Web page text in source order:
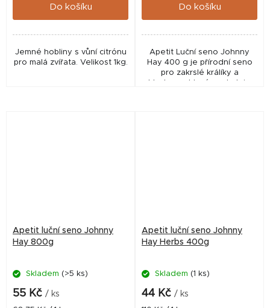
Do košíku
Jemné hobliny s vůní citrónu
pro malá zvířata. Velikost 1kg.
Do košíku
Apetit Luční seno Johnny
Hay 400 g je přírodní seno
pro zakrslé králíky a
Apetit luční seno Johnny
Hay 800g
Skladem (>5 ks)
55 Kč / ks
Apetit luční seno Johnny
Hay Herbs 400g
Skladem (1 ks)
44 Kč / ks